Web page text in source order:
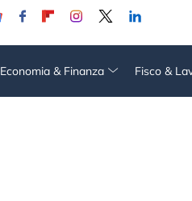
Economia & Finanza Fisco &